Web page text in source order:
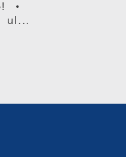
•
ul...